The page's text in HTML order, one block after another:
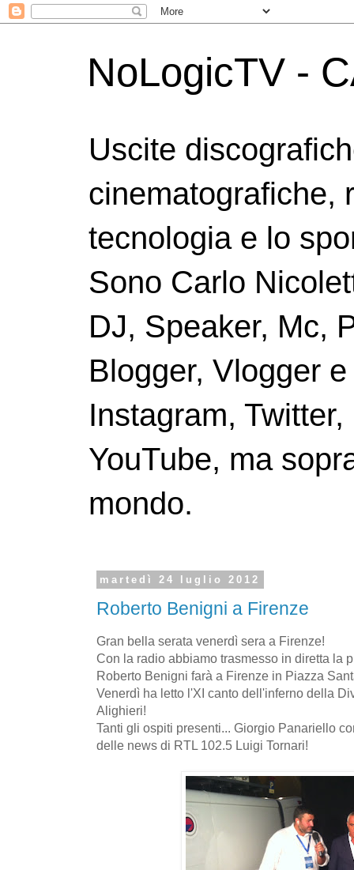
NoLogicTV -
Uscite
cinematografiche,
tecnologia e lo
Sono Carlo
DJ, Speaker, Mc,
Blogger, Vlogger
Instagram,
YouTube, ma
mondo.
martedì 24 luglio 2012
Roberto Benigni a Firenze
Gran bella serata venerdì sera a Firenze!
Con la radio abbiamo trasmesso in diretta la
Roberto Benigni farà a Firenze in Piazza
Venerdì ha letto l'XI canto dell'inferno della
Alighieri!
Tanti gli ospiti presenti... Giorgio Panariello
delle news di RTL 102.5 Luigi Tornari!